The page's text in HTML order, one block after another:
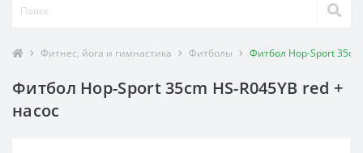
Фитнес, йога и гимнастика Фитболы Фитбол Hop-Sport 35cm
Фитбол Hop-Sport 35cm HS-R045YB red +
насос